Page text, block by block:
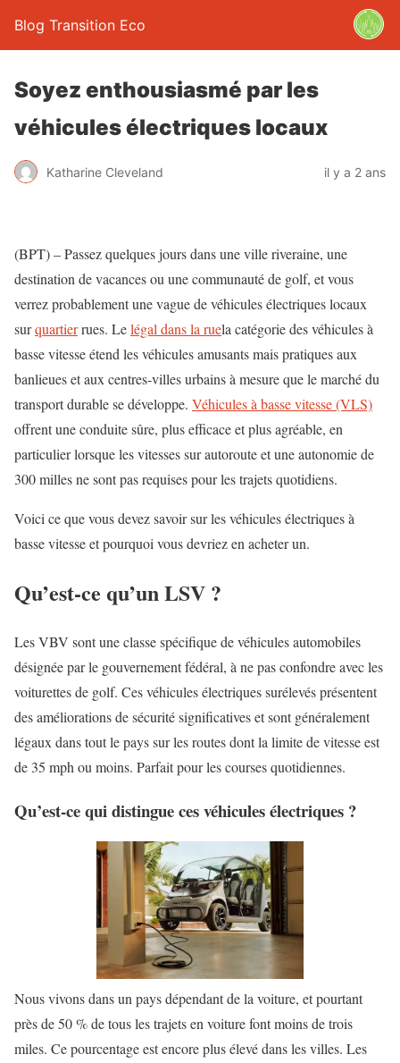
Blog Transition Eco
Soyez enthousiasmé par les
véhicules électriques locaux
Katharine Cleveland il y a 2 ans
(BPT) – Passez quelques jours dans une ville riveraine, une
destination de vacances ou une communauté de golf, et vous
verrez probablement une vague de véhicules électriques locaux
surquartierrues. Lelégal dans la ruela catégorie des véhicules à
basse vitesse étend les véhicules amusants mais pratiques aux
banlieues et aux centres-villes urbains à mesure que le marché du
transport durable se développe. Véhicules à basse vitesse (VLS)
offrent une conduite sûre, plus efficace et plus agréable, en
particulier lorsque les vitesses sur autoroute et une autonomie de
300 milles ne sont pas requises pour les trajets quotidiens.
Voici ce que vous devez savoir sur les véhicules électriques à
basse vitesse et pourquoi vous devriez en acheter un.
Qu’est-ce qu’un LSV ?
Les VBV sont une classe spécifique de véhicules automobiles
désignée par le gouvernement fédéral, à ne pas confondre avec les
voiturettes de golf. Ces véhicules électriques surélevés présentent
des améliorations de sécurité significatives et sont généralement
légaux dans tout le pays sur les routes dont la limite de vitesse est
de 35 mph ou moins. Parfait pour les courses quotidiennes.
Qu’est-ce qui distingue ces véhicules électriques ?
Nous vivons dans un pays dépendant de la voiture, et pourtant
près de 50 % de tous les trajets en voiture font moins de trois
miles. Ce pourcentage est encore plus élevé dans les villes. Les